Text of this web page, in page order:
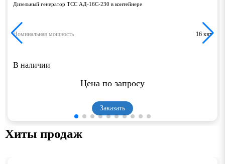
Дизельный генератор ТСС АД-16С-230 в контейнере
Номинальная мощность 16 квт
В наличии
Цена по запросу
Заказать
Хиты продаж